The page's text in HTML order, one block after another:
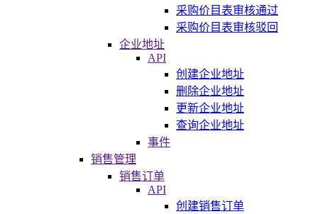
采购价目表审核通过
采购价目表审核驳回
企业地址
API
创建企业地址
删除企业地址
更新企业地址
查询企业地址
事件
销售管理
销售订单
API
创建销售订单